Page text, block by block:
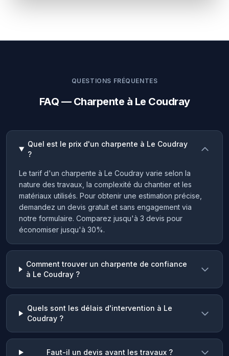
QUESTIONS FRÉQUENTES
FAQ — Charpente à Le Coudray
Quel est le prix d'un charpente à Le Coudray
?
Le tarif d'un charpente à Le Coudray varie selon la
nature des travaux, la complexité du chantier et les
matériaux utilisés. Pour obtenir une estimation précise,
demandez un devis gratuit et sans engagement via
notre formulaire. Comparez jusqu'à 3 devis pour
économiser jusqu'à 30%.
Comment trouver un charpente de confiance
à Le Coudray ?
Quels sont les délais d'intervention à Le
Coudray ?
Faut-il un devis avant les travaux ?